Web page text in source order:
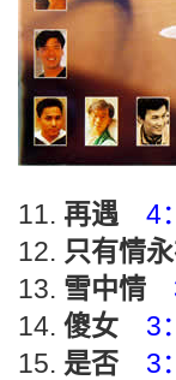
再遇
4
只有情
雪中情
傻女
3
是否
3